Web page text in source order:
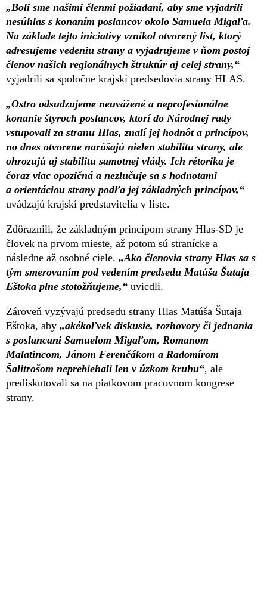
„Boli sme našimi členmi požiadaní, aby sme vyjadrili
nesúhlas s konaním poslancov okolo Samuela Migaľa.
Na základe tejto iniciatívy vznikol otvorený list, ktorý
adresujeme vedeniu strany a vyjadrujeme v ňom postoj
členov našich regionálnych štruktúr aj celej strany,“
vyjadrili sa spoločne krajskí predsedovia strany HLAS.
„Ostro odsudzujeme neuvážené a neprofesionálne
konanie štyroch poslancov, ktorí do Národnej rady
vstupovali za stranu Hlas, znalí jej hodnôt a princípov,
no dnes otvorene narúšajú nielen stabilitu strany, ale
ohrozujú aj stabilitu samotnej vlády. Ich rétorika je
čoraz viac opozičná a nezlučuje sa s hodnotami
a orientáciou strany podľa jej základných princípov,“
uvádzajú krajskí predstavitelia v liste.
Zdôraznili, že základným princípom strany Hlas-SD je
človek na prvom mieste, až potom sú stranícke a
následne až osobné ciele. „Ako členovia strany Hlas sa s
tým smerovaním pod vedením predsedu Matúša Šutaja
Eštoka plne stotožňujeme,“ uviedli.
Zároveň vyzývajú predsedu strany Hlas Matúša Šutaja
Eštoka, aby „akékoľvek diskusie, rozhovory či jednania
s poslancani Samuelom Migaľom, Romanom
Malatincom, Jánom Ferenčákom a Radomírom
Šalitrošom neprebiehali len v úzkom kruhu“, ale
prediskutovali sa na piatkovom pracovnom kongrese
strany.